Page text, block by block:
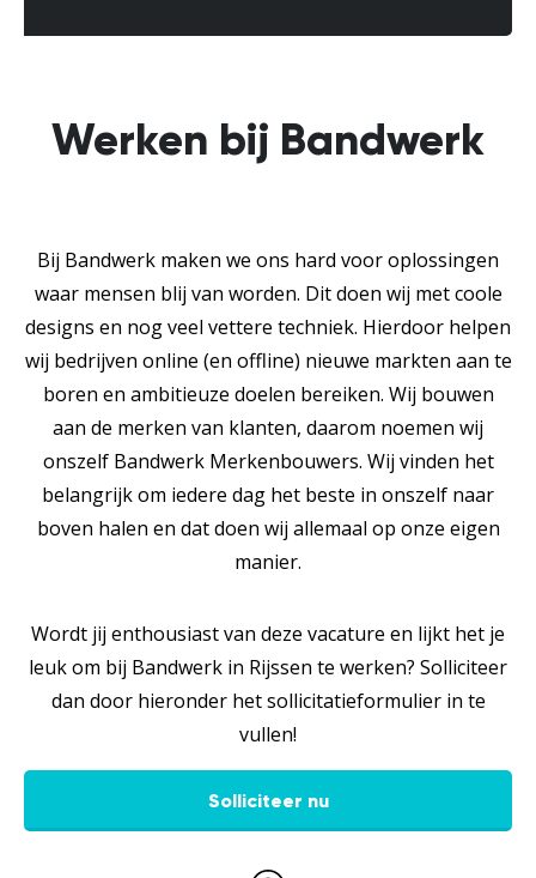
Werken bij Bandwerk
Bij Bandwerk maken we ons hard voor oplossingen
waar mensen blij van worden. Dit doen wij met coole
designs en nog veel vettere techniek. Hierdoor helpen
wij bedrijven online (en offline) nieuwe markten aan te
boren en ambitieuze doelen bereiken. Wij bouwen
aan de merken van klanten, daarom noemen wij
onszelf Bandwerk Merkenbouwers. Wij vinden het
belangrijk om iedere dag het beste in onszelf naar
boven halen en dat doen wij allemaal op onze eigen
manier.
Wordt jij enthousiast van deze vacature en lijkt het je
leuk om bij Bandwerk in Rijssen te werken? Solliciteer
dan door hieronder het sollicitatieformulier in te
vullen!
Solliciteer nu